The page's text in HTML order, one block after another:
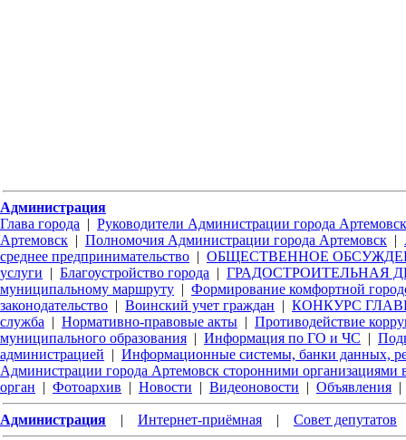
Администрация
Глава города | Руководители Администрации города Артемовск
Артемовск | Полномочия Администрации города Артемовск |
среднее предпринимательство | ОБЩЕСТВЕННОЕ
услуги | Благоустройство города | ГРАДОСТРОИТЕЛЬНАЯ
муниципальному маршруту | Формирование комфортной
законодательство | Воинский учет граждан | КОНКУРС
служба | Нормативно-правовые акты | Противодействие
муниципального образования | Информация по ГО и ЧС |
администрацией | Информационные системы, банки данных,
Администрации города Артемовск сторонними организациями
орган | Фотоархив | Новости | Видеоновости | Объявления |
Администрация | Интернет-приёмная | Совет депутатов